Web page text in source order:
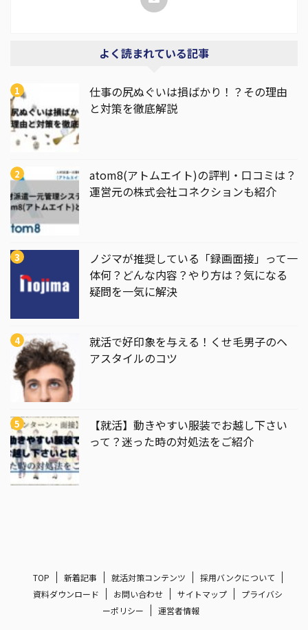
よく読まれている記事
仕事の尻ぬぐいは損ばかり！？その理由
と対策を徹底解説
atom8(アトムエイト)の評判・口コミは？
運営元の株式会社コネクションも紹介
ノジマが推奨している「録画面接」って一
体何？どんな内容？やり方は？気になる
疑問を一気に解決
就活で好印象を与える！くせ毛男子のヘ
アスタイルのコツ
【就活】動きやすい服装でお越し下さい
って？迷った時の対処法をご紹介
TOP 新着記事 就活対策コンテンツ
採用バンクについて
資料ダウンロード
お問い合わせ サイトマップ
プライバシ
ーポリシー
運営者情報